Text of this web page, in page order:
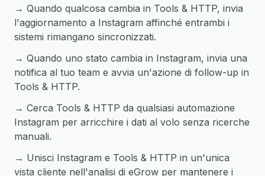
→ Quando qualcosa cambia in Tools & HTTP, invia
l'aggiornamento a Instagram affinché entrambi i
sistemi rimangano sincronizzati.
→ Quando uno stato cambia in Instagram, invia una
notifica al tuo team e avvia un'azione di follow-up in
Tools & HTTP.
→ Cerca Tools & HTTP da qualsiasi automazione
Instagram per arricchire i dati al volo senza ricerche
manuali.
→ Unisci Instagram e Tools & HTTP in un'unica
vista cliente nell'analisi di eGrow per mantenere i